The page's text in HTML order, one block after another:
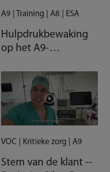
A9 | Training | A8 | ESA
Hulpdrukbewaking
op het A9-
VOC | Kritieke zorg | A9
Stem van de klant --